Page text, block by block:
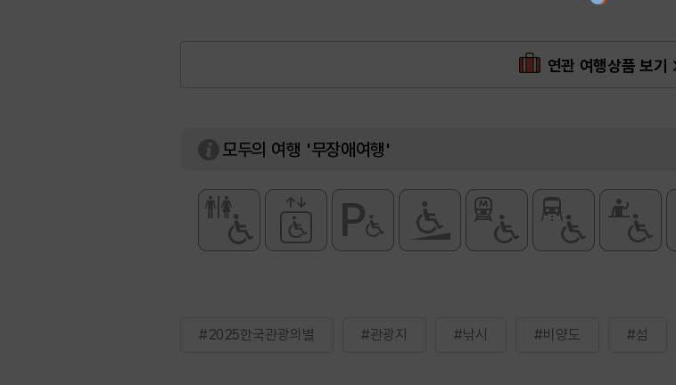
연관 여행상품 보기
모두의 여행 '무장애여행'
#2025한국관광의별 #관광지 #낚시 #비양도 #섬